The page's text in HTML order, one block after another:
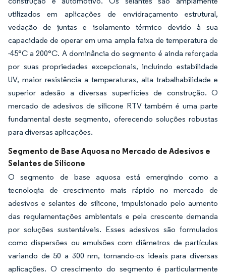
utilizados em aplicações de envidraçamento estrutural,
vedação de juntas e isolamento térmico devido à sua
capacidade de operar em uma ampla faixa de temperatura de
-45°C a 200°C. A dominância do segmento é ainda reforçada
por suas propriedades excepcionais, incluindo estabilidade
UV, maior resistência a temperaturas, alta trabalhabilidade e
superior adesão a diversas superfícies de construção. O
mercado de adesivos de silicone RTV também é uma parte
fundamental deste segmento, oferecendo soluções robustas
para diversas aplicações.
Segmento de Base Aquosa no Mercado de Adesivos e
Selantes de Silicone
O segmento de base aquosa está emergindo como a
tecnologia de crescimento mais rápido no mercado de
adesivos e selantes de silicone, impulsionado pelo aumento
das regulamentações ambientais e pela crescente demanda
por soluções sustentáveis. Esses adesivos são formulados
como dispersões ou emulsões com diâmetros de partículas
variando de 50 a 300 nm, tornando-os ideais para diversas
aplicações. O crescimento do segmento é particularmente